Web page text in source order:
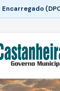
Encarregado